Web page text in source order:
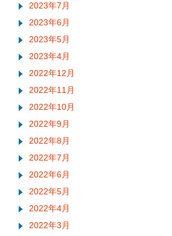
2023年7月
2023年6月
2023年5月
2023年4月
2022年12月
2022年11月
2022年10月
2022年9月
2022年8月
2022年7月
2022年6月
2022年5月
2022年4月
2022年3月